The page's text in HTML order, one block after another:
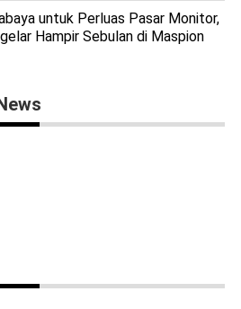
untuk Perluas Pasar Monitor,
Hampir Sebulan di Maspion